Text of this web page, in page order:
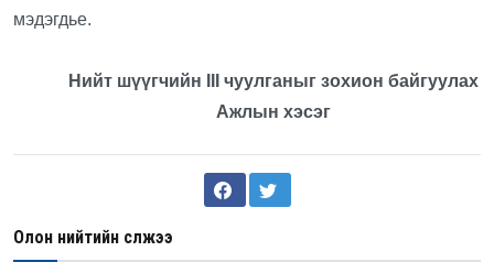
мэдэгдье.
Нийт шүүгчийн III чуулганыг зохион байгуулах
Ажлын хэсэг
Олон нийтийн сүлжээ